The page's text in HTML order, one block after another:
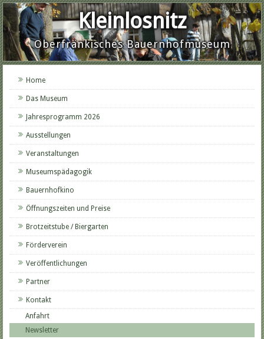
Kleinlosnitz
Oberfränkisches Bauernhofmuseum
Home
Das Museum
Jahresprogramm 2026
Ausstellungen
Veranstaltungen
Museumspädagogik
Bauernhofkino
Öffnungszeiten und Preise
Brotzeitstube / Biergarten
Förderverein
Veröffentlichungen
Partner
Kontakt
Anfahrt
Newsletter